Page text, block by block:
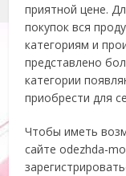
приятной цене.
покупок вся
категориям и
представлено
категории
приобрести для
Чтобы иметь
сайте odezhda-